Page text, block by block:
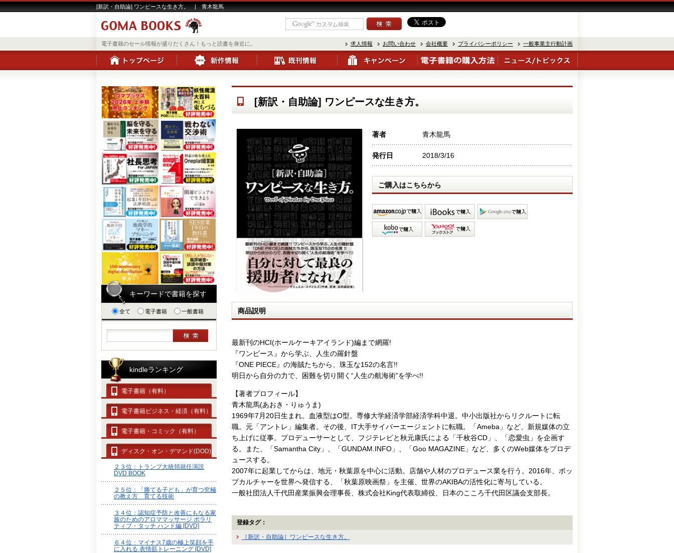
[新訳・自助論] ワンピースな生き方。 | 青木龍馬
電子書籍のセール情報が盛りだくさん！もっと読書を身近に。 求人情報 お問い合わせ 会社概要 プライバシーポリシー 一般事業主行動計画
[新訳・自助論] ワンピースな生き方。
著者 青木龍馬
発行日 2018/3/16
ご購入はこちらから
商品説明
最新刊のHCI(ホールケーキアイランド)編まで網羅!
『ワンピース』から学ぶ、人生の羅針盤
『ONE PIECE』の海賊たちから、珠玉な152の名言!!
明日から自分の力で、困難を切り開く“人生の航海術”を学べ!!
【著者プロフィール】
青木龍馬(あおき・りゅうま)
1969年7月20日生まれ。血液型はO型。専修大学経済学部経済学科中退。中小出版社からリクルートに転
職。元「アントレ」編集者。その後、IT大手サイバーエージェントに転職。「Ameba」など、新規媒体の立
ち上げに従事。プロデューサーとして、フジテレビと秋元康氏による「千枚谷CD」、「恋愛虫」を企画す
る。また、「Samantha City」、「GUNDAM.INFO」、「Goo MAGAZINE」など、多くのWeb媒体をプロデ
ュースする。
2007年に起業してからは、地元・秋葉原を中心に活動。店舗や人材のプロデュース業を行う。2016年、ポッ
プカルチャーを世界へ発信する、「秋葉原映画祭」を主催、世界のAKIBAの活性化に寄与している。
一般社団法人千代田産業振興会理事長、株式会社King代表取締役、日本のこころ千代田区議会支部長。
登録タグ：
［新訳・自助論］ワンピースな生き方。
キーワードで書籍を探す
全て 電子書籍 一般書籍
kindleランキング
電子書籍（有料）
電子書籍ビジネス・経済（有料）
電子書籍・コミック（有料）
ディスク・オン・デマンド(DOD)
２３位：トランプ大統領就任演説
DVD BOOK
２５位：「勝てる子ども」が育つ究極
の教え方 育てる技術
３４位：認知症予防と改善にもなる家
族のためのアロママッサージ ポラリ
ティブ・タッチ ハンド編 [DVD]
６４位：マイナス7歳の極上笑顔を手
に入れる 表情筋トレーニング [DVD]